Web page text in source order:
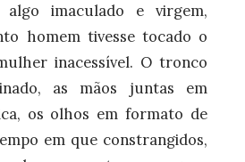
algo imaculado e virgem,
homem tivesse tocado o
inacessível. O tronco
as mãos juntas em
os olhos em formato de
em que constrangidos,